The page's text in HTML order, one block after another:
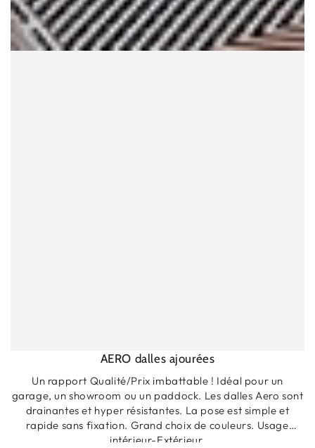
AERO dalles ajourées
Un rapport Qualité/Prix imbattable ! Idéal pour un
garage, un showroom ou un paddock. Les dalles Aero sont
drainantes et hyper résistantes. La pose est simple et
rapide sans fixation. Grand choix de couleurs. Usage
intérieur-Extérieur.